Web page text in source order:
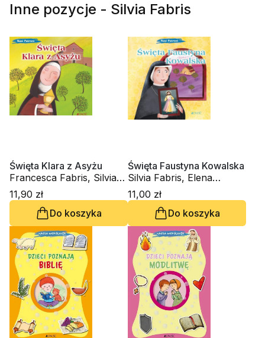
Inne pozycje - Silvia Fabris
Święta Klara z Asyżu
Francesca Fabris, Silvia
Fabris
11,90 zł
Do koszyka
Święta Faustyna Kowalska
Silvia Fabris, Elena
Pascoletti
11,00 zł
Do koszyka